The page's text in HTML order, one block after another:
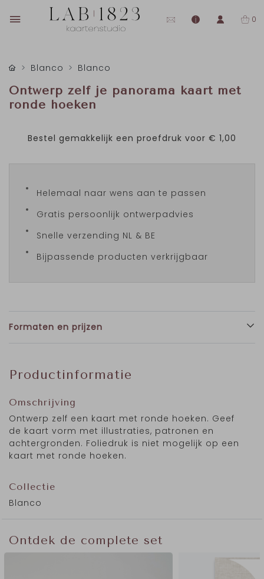
0
Blanco Blanco
Ontwerp zelf je panorama kaart met
ronde hoeken
Bestel gemakkelijk een proefdruk voor € 1,00
Helemaal naar wens aan te passen
Gratis persoonlijk ontwerpadvies
Snelle verzending NL & BE
Bijpassende producten verkrijgbaar
Formaten en prijzen
Productinformatie
Omschrijving
Ontwerp zelf een kaart met ronde hoeken. Geef
de kaart vorm met illustraties, patronen en
achtergronden. Foliedruk is niet mogelijk op een
kaart met ronde hoeken.
Collectie
Blanco
Ontdek de complete set